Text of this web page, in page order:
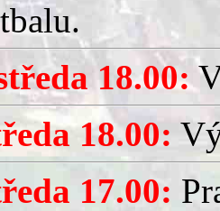
18.00:
18.00:
17.00: